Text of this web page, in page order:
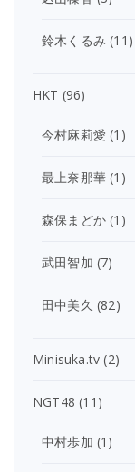
鈴木くるみ (11)
HKT (96)
今村麻莉愛 (1)
最上奈那華 (1)
森保まどか (1)
武田智加 (7)
田中美久 (82)
Minisuka.tv (2)
NGT48 (11)
中村歩加 (1)